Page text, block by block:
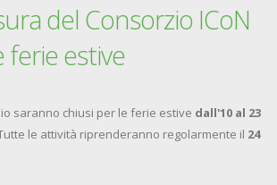
del Consorzio ICoN
ferie estive
saranno chiusi per le ferie estive dall'10 al 23
le attività riprenderanno regolarmente il 24